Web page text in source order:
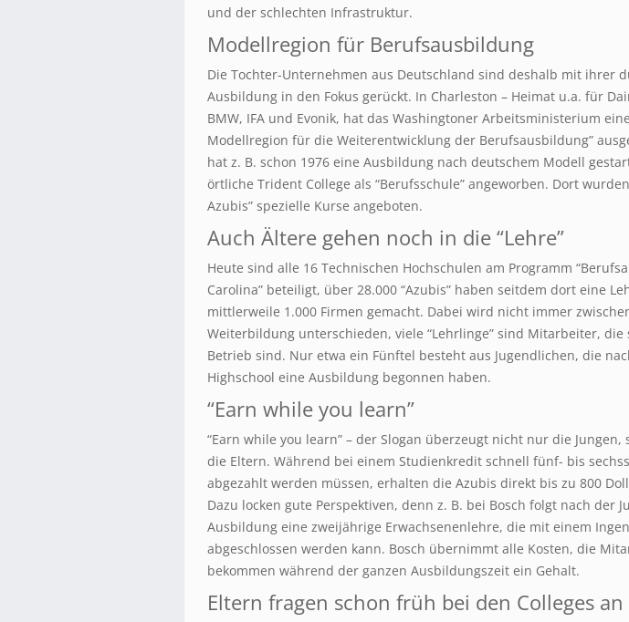
und der schlechten Infrastruktur.
Modellregion für Berufsausbildung
Die Tochter-Unternehmen aus Deutschland sind deshalb mit ihrer
Ausbildung in den Fokus gerückt. In Charleston – Heimat u.a. für
BMW, IFA und Evonik, hat das Washingtoner Arbeitsministerium
Modellregion für die Weiterentwicklung der Berufsausbildung”
hat z. B. schon 1976 eine Ausbildung nach deutschem Modell
örtliche Trident College als “Berufsschule” angeworben. Dort
Azubis” spezielle Kurse angeboten.
Auch Ältere gehen noch in die “Lehre”
Heute sind alle 16 Technischen Hochschulen am Programm
Carolina” beteiligt, über 28.000 “Azubis” haben seitdem dort eine
mittlerweile 1.000 Firmen gemacht. Dabei wird nicht immer
Weiterbildung unterschieden, viele “Lehrlinge” sind Mitarbeiter, die
Betrieb sind. Nur etwa ein Fünftel besteht aus Jugendlichen, die
Highschool eine Ausbildung begonnen haben.
“Earn while you learn”
“Earn while you learn” – der Slogan überzeugt nicht nur die Jungen,
die Eltern. Während bei einem Studienkredit schnell fünf- bis
abgezahlt werden müssen, erhalten die Azubis direkt bis zu 800
Dazu locken gute Perspektiven, denn z. B. bei Bosch folgt nach der
Ausbildung eine zweijährige Erwachsenenlehre, die mit einem
abgeschlossen werden kann. Bosch übernimmt alle Kosten, die
bekommen während der ganzen Ausbildungszeit ein Gehalt.
Eltern fragen schon früh bei den Colleges an